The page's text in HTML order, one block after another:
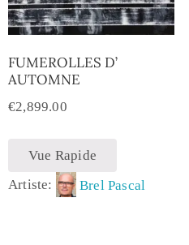
FUMEROLLES D’
AUTOMNE
€2,899.00
Vue Rapide
Artiste:
Brel Pascal